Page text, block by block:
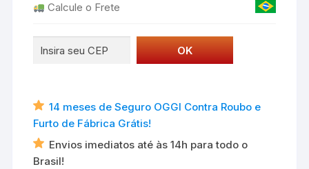
Calcule o Frete
14 meses de Seguro OGGI Contra Roubo e
Furto de Fábrica Grátis!
Envios imediatos até às 14h para todo o
Brasil!